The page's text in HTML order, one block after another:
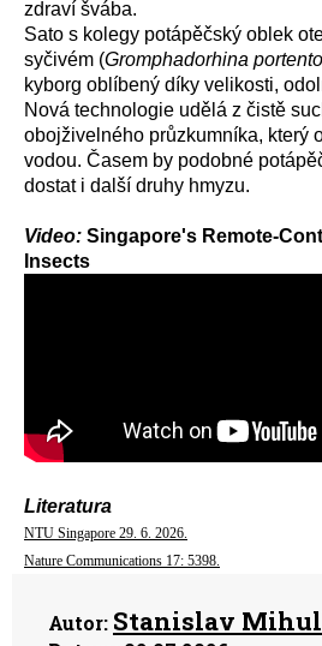
zdraví švába.
Sato s kolegy potápěčský oblek
syčivém (Gromphadorhina
kyborg oblíbený díky velikosti,
Nová technologie udělá z čistě
obojživelného průzkumníka, který
vodou. Časem by podobné
dostat i další druhy hmyzu.
Video: Singapore's Remote-
Insects
Literatura
NTU Singapore 29. 6. 2026.
Nature Communications 17: 5398.
Autor: Stanislav